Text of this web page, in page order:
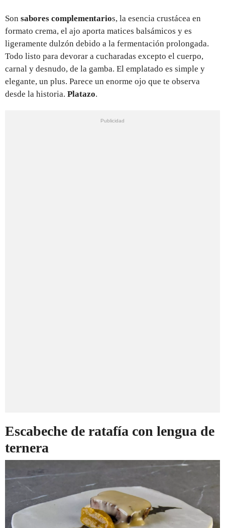
Son sabores complementarios, la esencia crustácea en
formato crema, el ajo aporta matices balsámicos y es
ligeramente dulzón debido a la fermentación prolongada.
Todo listo para devorar a cucharadas excepto el cuerpo,
carnal y desnudo, de la gamba. El emplatado es simple y
elegante, un plus. Parece un enorme ojo que te observa
desde la historia. Platazo.
Escabeche de ratafía con lengua de
ternera